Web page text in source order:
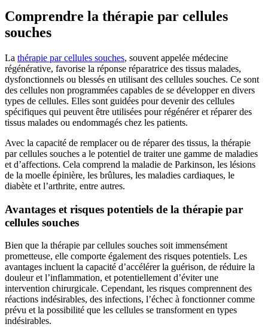
Comprendre la thérapie par cellules
souches
La thérapie par cellules souches, souvent appelée médecine
régénérative, favorise la réponse réparatrice des tissus malades,
dysfonctionnels ou blessés en utilisant des cellules souches. Ce sont
des cellules non programmées capables de se développer en divers
types de cellules. Elles sont guidées pour devenir des cellules
spécifiques qui peuvent être utilisées pour régénérer et réparer des
tissus malades ou endommagés chez les patients.
Avec la capacité de remplacer ou de réparer des tissus, la thérapie
par cellules souches a le potentiel de traiter une gamme de maladies
et d’affections. Cela comprend la maladie de Parkinson, les lésions
de la moelle épinière, les brûlures, les maladies cardiaques, le
diabète et l’arthrite, entre autres.
Avantages et risques potentiels de la thérapie par
cellules souches
Bien que la thérapie par cellules souches soit immensément
prometteuse, elle comporte également des risques potentiels. Les
avantages incluent la capacité d’accélérer la guérison, de réduire la
douleur et l’inflammation, et potentiellement d’éviter une
intervention chirurgicale. Cependant, les risques comprennent des
réactions indésirables, des infections, l’échec à fonctionner comme
prévu et la possibilité que les cellules se transforment en types
indésirables.